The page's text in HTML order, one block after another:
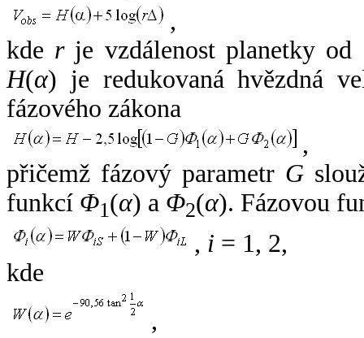
,
kde rje vzdálenost planetky od
H(α) je redukovaná hvězdná
fázového zákona
,
přičemž fázový parametr G
funkcí Φ1(α) a Φ2(α). Fázovou
, i = 1, 2,
kde
,